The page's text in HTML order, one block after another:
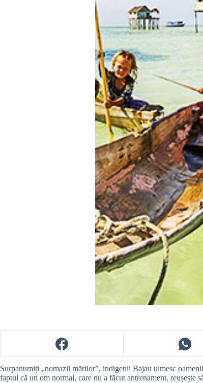
Surpanumiți „nomazii mărilor”, indigenii Bajau uimesc
faptul că un om normal, care nu a făcut antrenament, reușește